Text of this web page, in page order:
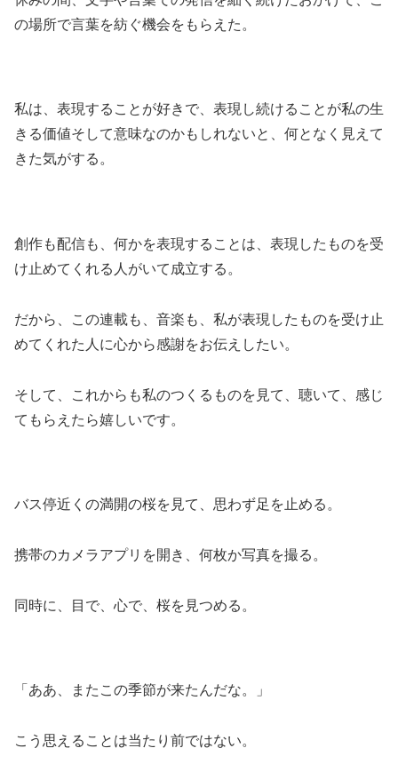
の場所で言葉を紡ぐ機会をもらえた。
私は、表現することが好きで、表現し続けることが私の生
きる価値そして意味なのかもしれないと、何となく見えて
きた気がする。
創作も配信も、何かを表現することは、表現したものを受
け止めてくれる人がいて成立する。
だから、この連載も、音楽も、私が表現したものを受け止
めてくれた人に心から感謝をお伝えしたい。
そして、これからも私のつくるものを見て、聴いて、感じ
てもらえたら嬉しいです。
バス停近くの満開の桜を見て、思わず足を止める。
携帯のカメラアプリを開き、何枚か写真を撮る。
同時に、目で、心で、桜を見つめる。
「ああ、またこの季節が来たんだな。」
こう思えることは当たり前ではない。